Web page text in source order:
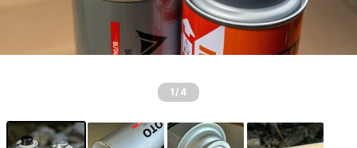
1 /4